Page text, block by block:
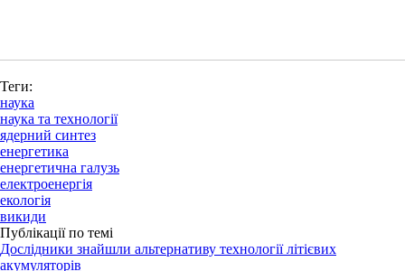
Теги:
наука
наука та технології
ядерний синтез
енергетика
енергетична галузь
електроенергія
екологія
викиди
Публікації по темі
Дослідники знайшли альтернативу технології літієвих
акумуляторів